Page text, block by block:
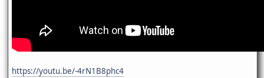
https://youtu.be/-4rN1B8phc4